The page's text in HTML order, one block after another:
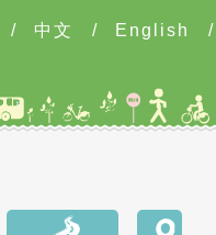
/ 中文 / English /